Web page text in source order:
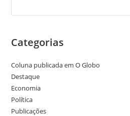
Categorias
Coluna publicada em O Globo
Destaque
Economia
Política
Publicações